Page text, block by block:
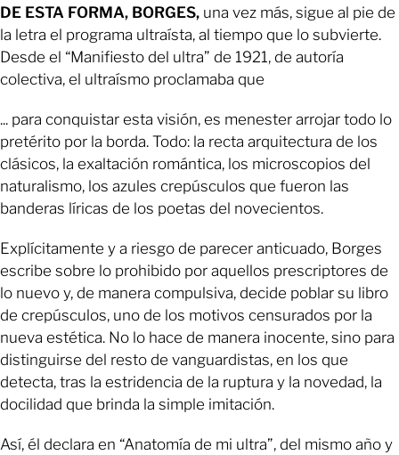
DE ESTA FORMA, BORGES, una vez más, sigue al pie de
la letra el programa ultraísta, al tiempo que lo subvierte.
Desde el “Manifiesto del ultra” de 1921, de autoría
colectiva, el ultraísmo proclamaba que
... para conquistar esta visión, es menester arrojar todo lo
pretérito por la borda. Todo: la recta arquitectura de los
clásicos, la exaltación romántica, los microscopios del
naturalismo, los azules crepúsculos que fueron las
banderas líricas de los poetas del novecientos.
Explícitamente y a riesgo de parecer anticuado, Borges
escribe sobre lo prohibido por aquellos prescriptores de
lo nuevo y, de manera compulsiva, decide poblar su libro
de crepúsculos, uno de los motivos censurados por la
nueva estética. No lo hace de manera inocente, sino para
distinguirse del resto de vanguardistas, en los que
detecta, tras la estridencia de la ruptura y la novedad, la
docilidad que brinda la simple imitación.
Así, él declara en “Anatomía de mi ultra”, del mismo año y